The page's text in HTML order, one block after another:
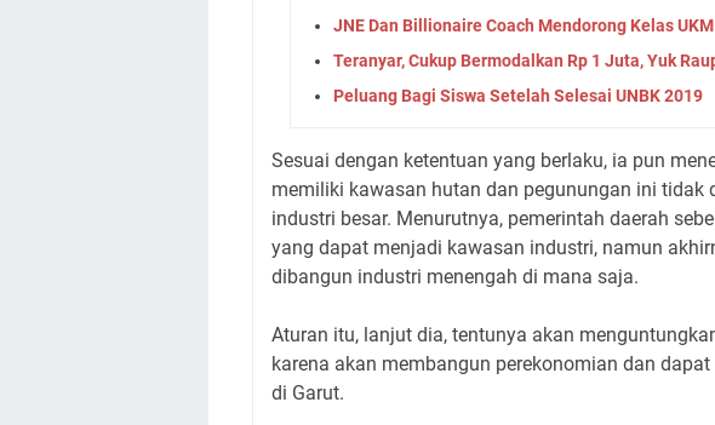
JNE Dan Billionaire Coach Mendorong Kelas
Teranyar, Cukup Bermodalkan Rp 1 Juta, Yuk
Peluang Bagi Siswa Setelah Selesai UNBK 2019
Sesuai dengan ketentuan yang berlaku, ia pun
memiliki kawasan hutan dan pegunungan ini tidak
industri besar. Menurutnya, pemerintah daerah
yang dapat menjadi kawasan industri, namun
dibangun industri menengah di mana saja.
Aturan itu, lanjut dia, tentunya akan
karena akan membangun perekonomian dan
di Garut.